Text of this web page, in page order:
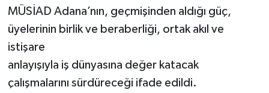
MÜSİAD Adana’nın, geçmişinden aldığı güç,
üyelerinin birlik ve beraberliği, ortak akıl ve
istişare
anlayışıyla iş dünyasına değer katacak
çalışmalarını sürdüreceği ifade edildi.